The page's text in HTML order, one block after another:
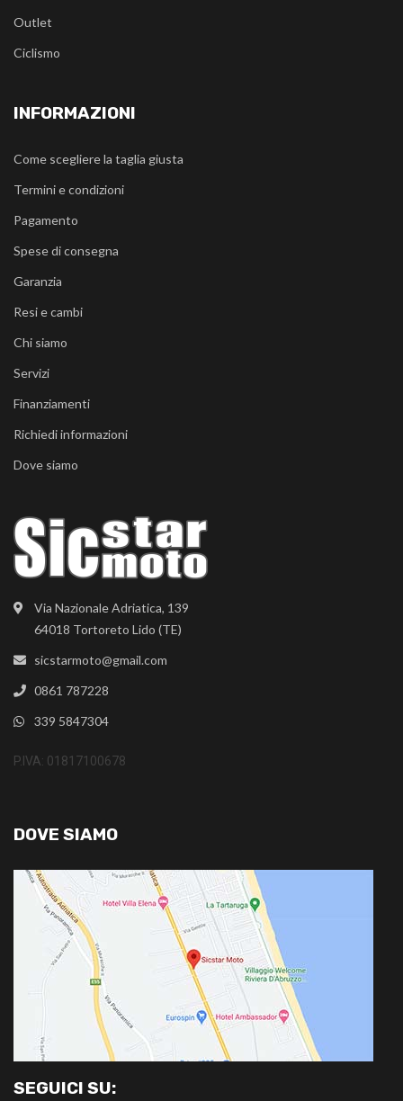
Via Nazionale Adriatica, 139
64018 Tortoreto Lido (TE)
sicstarmoto@gmail.com
0861 787228
339 5847304
P.IVA: 01817100678
Outlet
Ciclismo
INFORMAZIONI
Come scegliere la taglia giusta
Termini e condizioni
Pagamento
Spese di consegna
Garanzia
Resi e cambi
Chi siamo
Servizi
Finanziamenti
Richiedi informazioni
Dove siamo
DOVE SIAMO
SEGUICI SU: